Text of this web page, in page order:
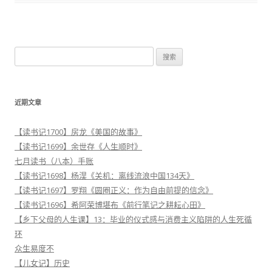
索
近期文章
【读书记1700】房龙《美国的故事》
【读书记1699】余世存《人生顺时》
七月读书（八本）手账
【读书记1698】杨淏《关机：离线流浪中国134天》
【读书记1697】罗翔《圆圈正义：作为自由前提的信念》
【读书记1696】希阿荣博堪布《前行笔记之耕耘心田》
【乡下父母的人生课】13：毕业的仪式感与消费主义陷阱的人生死循
环
众生易度不
【儿女记】历史